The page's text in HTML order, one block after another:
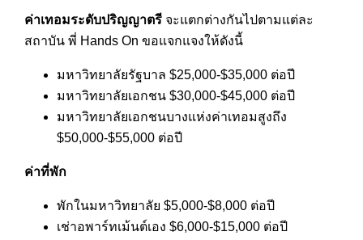
ค่าเทอมระดับปริญญาตรี จะแตกต่างกันไปตามแต่ละ
สถาบัน พี่ Hands On ขอแจกแจงให้ดังนี้
มหาวิทยาลัยรัฐบาล $25,000-$35,000 ต่อปี
มหาวิทยาลัยเอกชน $30,000-$45,000 ต่อปี
มหาวิทยาลัยเอกชนบางแห่งค่าเทอมสูงถึง
$50,000-$55,000 ต่อปี
ค่าที่พัก
พักในมหาวิทยาลัย $5,000-$8,000 ต่อปี
เช่าอพาร์ทเม้นต์เอง $6,000-$15,000 ต่อปี